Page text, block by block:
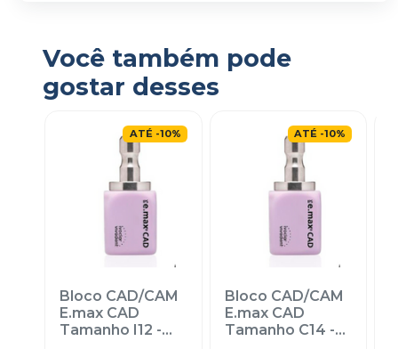
Você também pode
gostar desses
ATÉ -10%
Bloco CAD/CAM
E.max CAD
Tamanho I12 -
ATÉ -10%
Bloco CAD/CAM
E.max CAD
Tamanho C14 -